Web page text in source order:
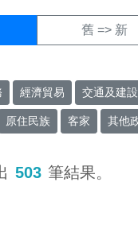
舊 => 新
經濟貿易 交通及建設
原住民族 客家 其他
503 筆結果。